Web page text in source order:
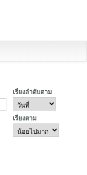
เรียงลำดับตาม
เรียงตาม